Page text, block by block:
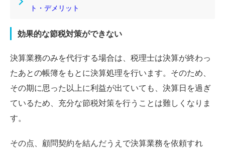
ト・デメリット
効果的な節税対策ができない
決算業務のみを代行する場合は、税理士は決算が終わっ
たあとの帳簿をもとに決算処理を行います。そのため、
その期に思った以上に利益が出ていても、決算日を過ぎ
ているため、充分な節税対策を行うことは難しくなりま
す。
その点、顧問契約を結んだうえで決算業務を依頼すれ